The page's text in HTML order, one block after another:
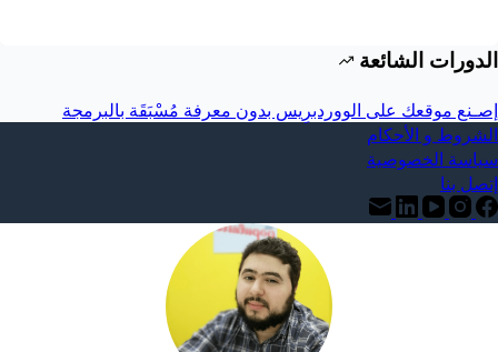
الدورات الشائعة
إصـنع موقعك على الووردبرِيس بدون معرفة مُسْبَقَة بالبرمجة
الشروط و الأحكام
سياسة الخصوصية
إتصل بنا